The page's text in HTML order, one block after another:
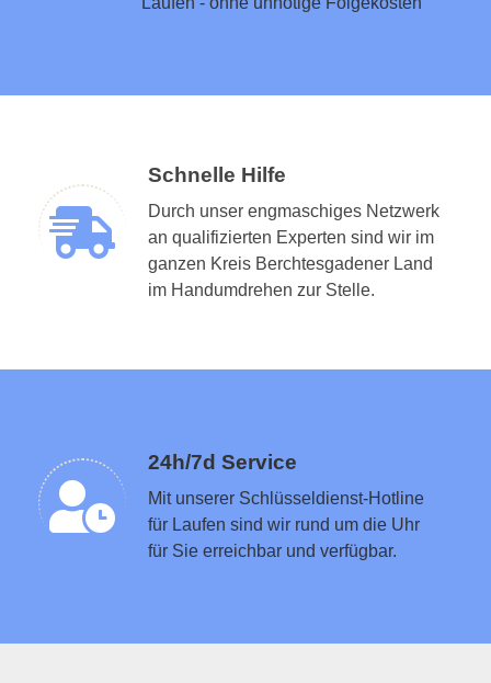
Schnelle Hilfe
Durch unser engmaschiges Netzwerk
an qualifizierten Experten sind wir im
ganzen Kreis Berchtesgadener Land
im Handumdrehen zur Stelle.
24h/7d Service
Mit unserer Schlüsseldienst-Hotline
für Laufen sind wir rund um die Uhr
für Sie erreichbar und verfügbar.
Schlüsseldienst in der Nähe vermitteln